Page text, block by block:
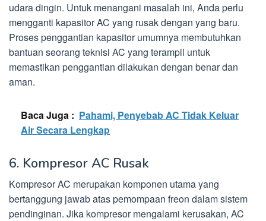
udara dingin. Untuk menangani masalah ini, Anda perlu
mengganti kapasitor AC yang rusak dengan yang baru.
Proses penggantian kapasitor umumnya membutuhkan
bantuan seorang teknisi AC yang terampil untuk
memastikan penggantian dilakukan dengan benar dan
aman.
Baca Juga : Pahami, Penyebab AC Tidak Keluar
Air Secara Lengkap
6. Kompresor AC Rusak
Kompresor AC merupakan komponen utama yang
bertanggung jawab atas pemompaan freon dalam sistem
pendinginan. Jika kompresor mengalami kerusakan, AC